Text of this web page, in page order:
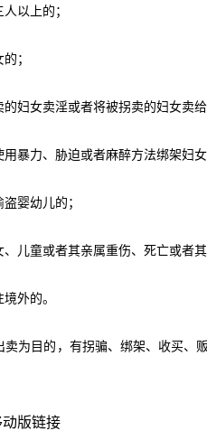
以上的；
；
女卖淫或者将被拐卖的妇女卖
力、胁迫或者麻醉方法绑架妇
婴幼儿的；
童或者其亲属重伤、死亡或者
外的。
目的，有拐骗、绑架、收买、
动版链接